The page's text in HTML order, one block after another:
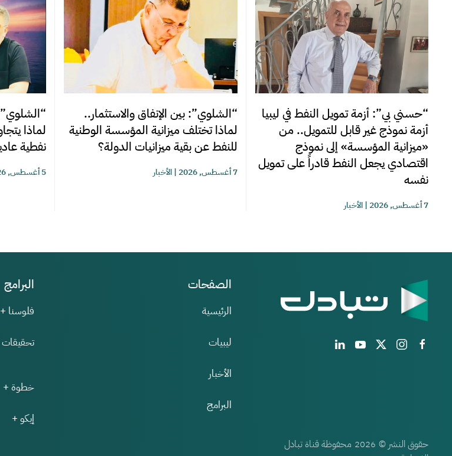
“حسني بي”: أزمة تمويل النفط في ليبيا
أزمة نموذج غير قابل للتمويل.. من
«ميزانية المؤسسة» إلى نموذج
اقتصادي يجعل النفط قادراً على تمويل
نفسه
7 أغسطس, 2026 |الأخبار
“الشلوي”: بين الإنفاق والاستثمار..
لماذا تختلف ميزانية المؤسسة الوطنية
للنفط عن بقية ميزانيات الدولة؟
7 أغسطس, 2026 |الأخبار
لماذا
نفطية
5 أغسطس, 2026
الصفحات
الرئيسية
ليبيات
الأخبار
البرامج
البرامج
فلوسنا +
تحقيقات
خطوة +
إيكو +
حقوق النشر © 2026 محفوظة قناة تبادل